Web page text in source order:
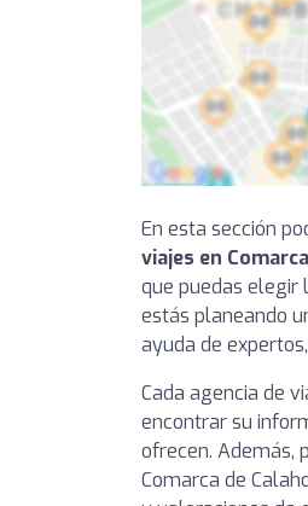
En esta sección
viajes en
que puedas elegir
estás planeando
ayuda de
Cada agencia de
encontrar su
ofrecen. Además,
Comarca de